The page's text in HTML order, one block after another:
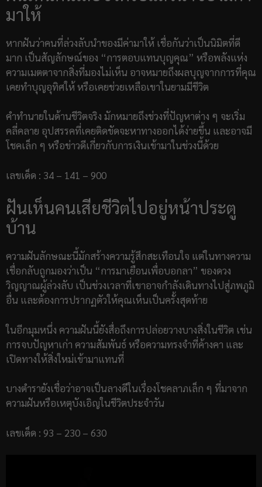
มาให้
หากฝันว่าคนที่ล่วงลับนำของมีค่ามาให้ เชื่อกันว่าเป็นนิมิตที่ดี
มาก เป็นสัญลักษณ์ของ “การตอบแทนบุญคุณ” หรือพลังแห่ง
ความเมตตาจากสิ่งที่มองไม่เห็น อาจหมายถึงผลบุญจากการที่คุณ
เคยทำบุญอุทิศให้ หรือเคยช่วยเหลือเขาในยามมีชีวิต
คำทำนายในด้านชีวิตจริง มักหมายถึงช่วงที่ปัญหาต่าง ๆ จะเริ่ม
คลี่คลาย อุปสรรคที่เคยติดขัดจะหาทางออกได้ง่ายขึ้น และอาจมี
โชคเล็ก ๆ หรือข่าวดีเกี่ยวกับการเงินเข้ามาในช่วงนี้ด้วย
เลขเด็ด : 34 – 141 – 900
ฝันเห็นคนเสียชีวิตไปอยู่หน้าประตู
บ้าน
ความฝันลักษณะนี้มักสร้างความรู้สึกสะเทือนใจ แต่ในทางความ
เชื่อกลับถูกมองว่าเป็น “การมาเยือนเพื่อบอกลา” ของดวง
วิญญาณผู้ล่วงลับ เป็นช่วงเวลาที่เขาอาจกำลังเดินทางไปสู่ภพภูมิ
อื่น และต้องการปรากฏตัวให้คุณเห็นเป็นครั้งสุดท้าย
ในอีกมุมหนึ่ง ความฝันนี้ยังสื่อถึงการปล่อยวางบางสิ่งในชีวิต เช่น
การจบปัญหาเก่า ความสัมพันธ์ หรือความทรงจำที่ค้างคา และ
เปิดทางให้สิ่งใหม่เข้ามาแทนที่
บางตำรายังเชื่อว่าอาจเป็นลางดีในเรื่องโชคลาภเล็ก ๆ ที่มาจาก
ความฝันหรือเหตุบังเอิญในชีวิตประจำวัน
เลขเด็ด : 93 – 230 – 630